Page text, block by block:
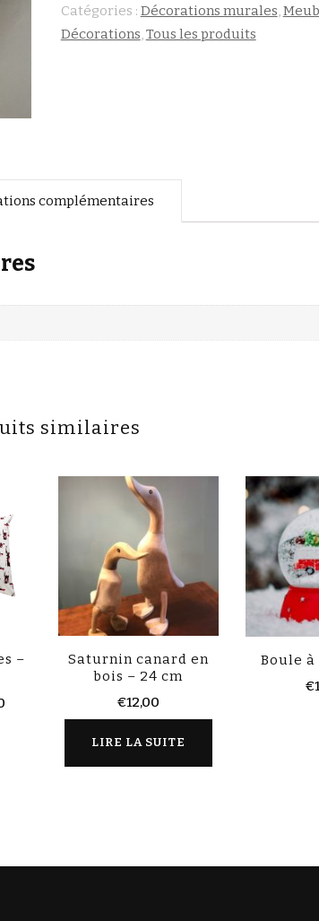
-
nichoir
Catégories : Décorations murales,
Décorations,Tous les produits
complémentaires
similaires
–
Saturnin canard en
bois – 24 cm
€12,00
LIRE LA SUITE
Boule à
€